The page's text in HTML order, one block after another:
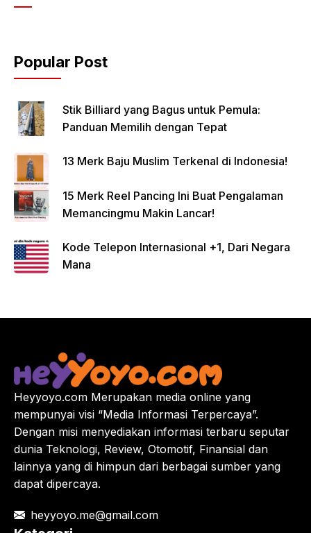
Popular Post
Stik Billiard yang Bagus untuk Pemula:
Panduan Memilih dengan Tepat
13 Merk Baju Muslim Terkenal di Indonesia!
15 Merk Reel Pancing Ini Buat Pengalaman
Memancingmu Makin Lancar!
Kode Telepon Internasional +1, Dari Negara
Mana
Heyyoyo.com Merupakan media online yang
mempunyai visi “Media Informasi Terpercaya”.
Dengan misi menyediakan informasi terbaru seputar
dunia Teknologi, Review, Otomotif, Finansial dan
lainnya yang di himpun dari berbagai sumber yang
dapat dipercaya.
heyyoyo.me@gmail.com